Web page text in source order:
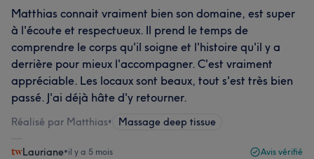
Matthias connait vraiment bien son domaine, est super
à l'écoute et respectueux. Il prend le temps de
comprendre le corps qu'il soigne et l'histoire qu'il y a
derrière pour mieux l'accompagner. C'est vraiment
appréciable. Les locaux sont beaux, tout s'est très bien
passé. J'ai déjà hâte d'y retourner.
Réalisé par Matthias• Massage deep tissue
Lauriane•il y a 5 mois Avis vérifié